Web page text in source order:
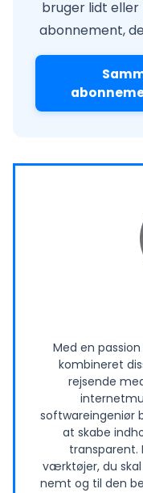
bruger lidt eller
abonnement,
Med en
kombineret
rejsende
softwareingeniør
at skabe
transparent.
værktøjer, du
nemt og til den